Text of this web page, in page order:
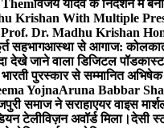
विजय यादव के निर्देशन में
Krishan With Multiple
Dr. Madhu Krishan
सहभागआस्था से आगाज:
देखे जाने वाला डिजिटल
पुरस्कार से सम्मानित
YojnaAruna Babbar
समाज ने सराहाएयर वाइस
टेलीविज़न अवॉर्ड मिला।देसी